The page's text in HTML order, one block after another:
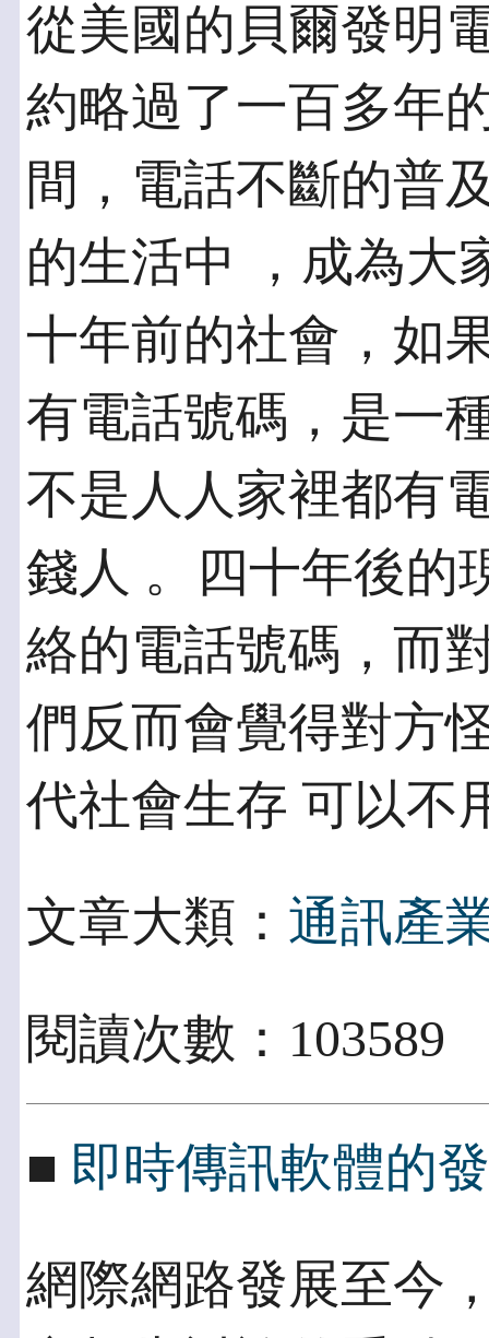
從美國的貝爾發明
約略過了一百多年
間，電話不斷的普
的生活中 ，成為大
十年前的社會，如
有電話號碼，是一
不是人人家裡都有
錢人 。四十年後的
絡的電話號碼，而
們反而會覺得對方
代社會生存 可以不
文章大類： 通訊產
閱讀次數：
■ 即時傳訊軟體的
網際網路發展至今